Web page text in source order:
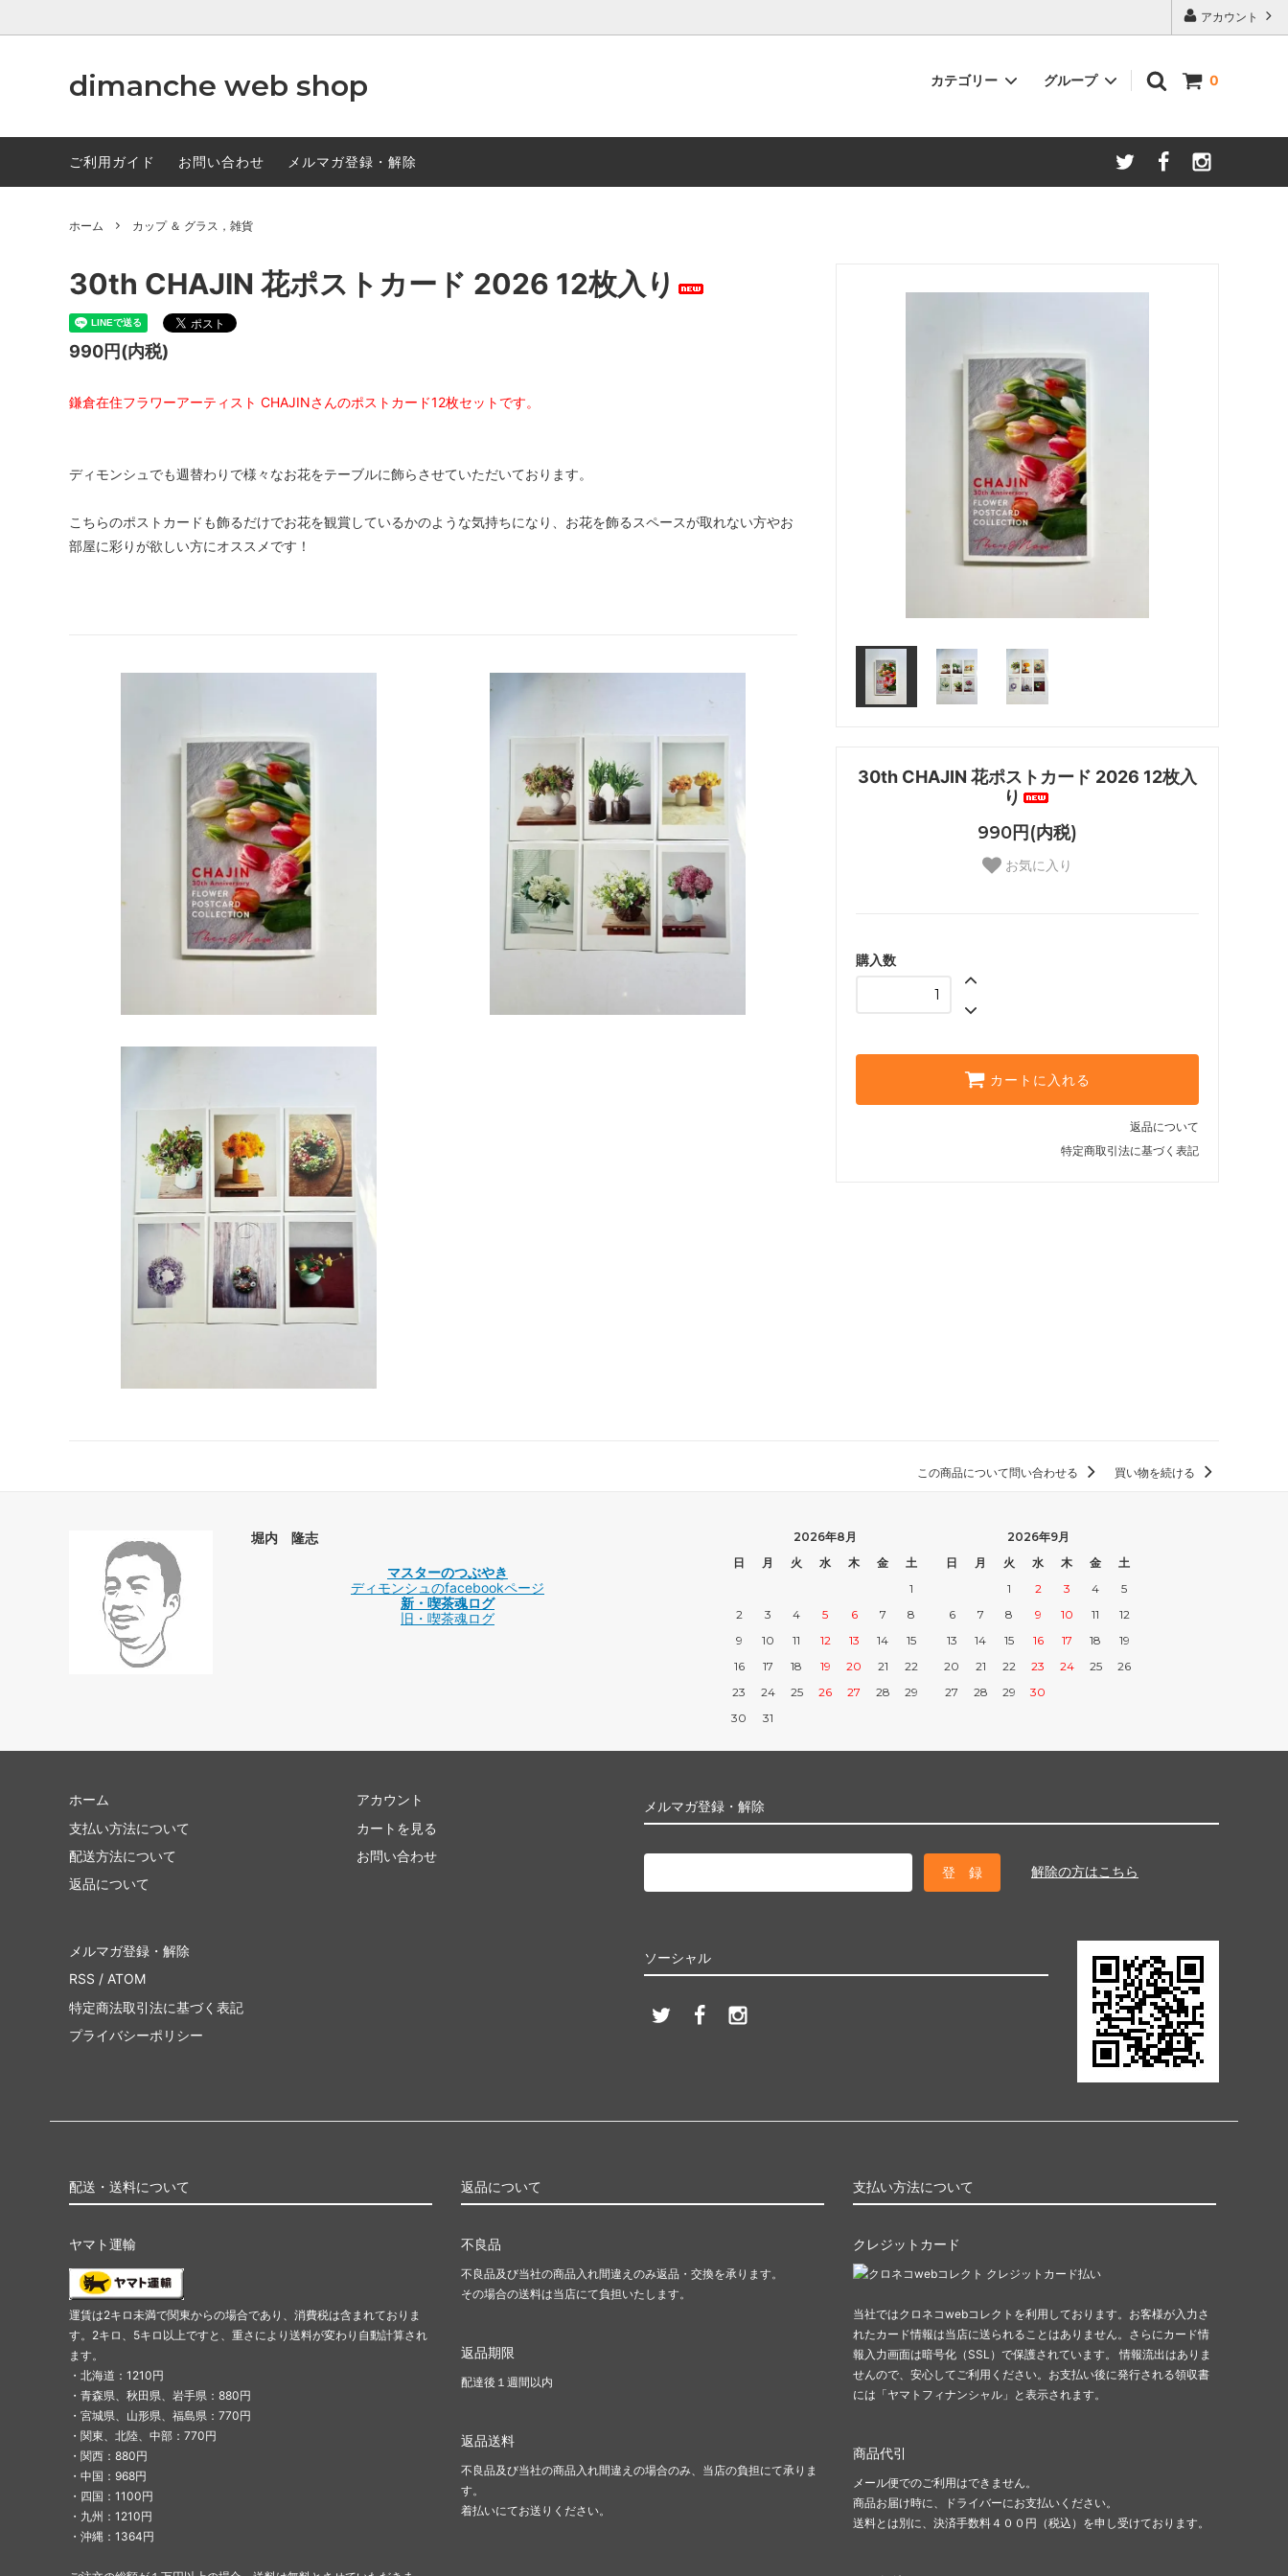
アカウント
dimanche web shop 0
カテゴリー
マスターズセレクト 定番ブレンド House Blend Coffee コーヒー豆200gパック オトクなコーヒー豆300gパック
かなりオトクなコーヒー豆500gパック
カップ ＆ グラス，雑貨
ディモンシュ・オリジナルTシャツ
グループ
ご利用ガイド
お問い合わせ メルマガ登録・解除
ホーム カップ ＆ グラス，雑貨
30th CHAJIN 花ポストカード 2026 12枚入
り
990円(内税)
お気に入り
購入数
カートに入れる
返品について
特定商取引法に基づく表記
30th CHAJIN 花ポストカード 2026 12枚入り
990円(内税)
鎌倉在住フラワーアーティスト CHAJINさんのポストカード12枚セットです。
ディモンシュでも週替わりで様々なお花をテーブルに飾らさせていただいております。
こちらのポストカードも飾るだけでお花を観賞しているかのような気持ちになり、お花を飾るスペースが取れない方やお
部屋に彩りが欲しい方にオススメです！
この商品について問い合わせる 買い物を続ける
堀内 隆志
マスターのつぶやき
ディモンシュのfacebookページ
新・喫茶魂ログ
旧・喫茶魂ログ
2026年8月
日
月 火 水 木 金
土
1
2
3 4 5 6 7
8
9
10 11 12 13 14
15
16
17 18 19 20 21
22
23
24 25 26 27 28
29
30
31
2026年9月
日
月 火 水 木 金
土
1
2 3 4
5
6
7 8 9 10 11
12
13
14 15 16 17 18
19
20
21 22 23 24 25
26
27
28 29 30
メルマガ登録・解除
解除の方はこちら
ホーム
支払い方法について
配送方法について
返品について
アカウント
カートを見る
お問い合わせ
ソーシャル
メルマガ登録・解除
RSS / ATOM
特定商法取引法に基づく表記
プライバシーポリシー
配送・送料について
ヤマト運輸
運賃は2キロ未満で関東からの場合であり、消費税は含まれておりま
す。2キロ、5キロ以上ですと、重さにより送料が変わり自動計算され
ます。
・北海道：1210円
・青森県、秋田県、岩手県：880円
・宮城県、山形県、福島県：770円
・関東、北陸、中部：770円
・関西：880円
・中国：968円
・四国：1100円
・九州：1210円
・沖縄：1364円
返品について
不良品
不良品及び当社の商品入れ間違えのみ返品・交換を承ります。
その場合の送料は当店にて負担いたします。
返品期限
配達後１週間以内
返品送料
不良品及び当社の商品入れ間違えの場合のみ、当店の負担にて承りま
す。
着払いにてお送りください。
支払い方法について
クレジットカード
当社ではクロネコwebコレクトを利用しております。お客様が入力さ
れたカード情報は当店に送られることはありません。さらにカード情
報入力画面は暗号化（SSL）で保護されています。 情報流出はありま
せんので、安心してご利用ください。 お支払い後に発行される領収書
には「ヤマトフィナンシャル」と表示されます。
商品代引
メール便でのご利用はできません。
商品お届け時に、ドライバーにお支払いください。
送料とは別に、決済手数料４００円（税込）を申し受けております。